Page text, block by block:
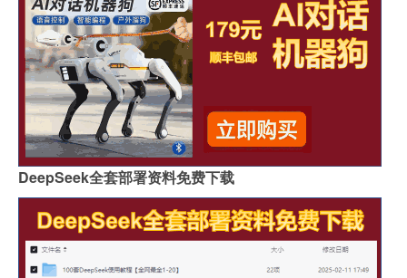
DeepSeek全套部署资料免费下载